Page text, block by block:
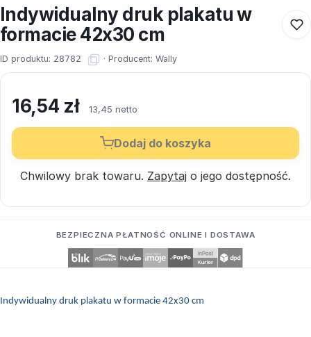
Indywidualny druk plakatu w
formacie 42x30 cm
ID produktu: 28782 · Producent: Wally
16,54 zł 13,45 netto
Dodaj do koszyka
Chwilowy brak towaru. Zapytaj o jego dostępność.
BEZPIECZNA PŁATNOŚĆ ONLINE I DOSTAWA
Indywidualny druk plakatu w formacie 42x30 cm